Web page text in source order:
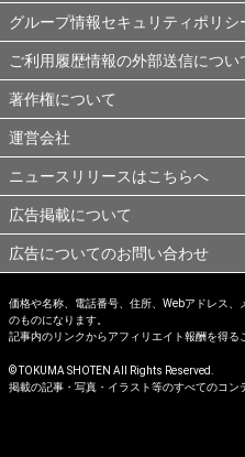
グループ情報セキュリティポリシ
ご利用履歴情報の外部送信につい
著作権について
運営会社
ニュースリリースはこちらへ
広告掲載について
広告についてのお問い合わせ
価格や名称、電話番号、住所、Webアドレス
のものになります。
記事内のリンクからアフィリエイト報酬を得る
© TOKUMA SHOTEN All Rights Reserved.
掲載の記事・写真・イラスト等のすべてのコン